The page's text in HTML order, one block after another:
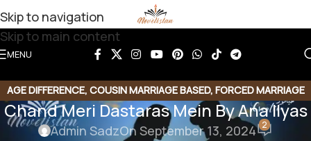
Skip to navigation
Skip to main content
MENU
AGE DIFFERENCE, COUSIN MARRIAGE BASED, FORCED MARRIAGE
BASED,FUNNY NOVEL,LOVE STORY BASED
Chand Meri Dastaras Mein By Ana Ilyas
Admin SadzOn September 13, 2024 2